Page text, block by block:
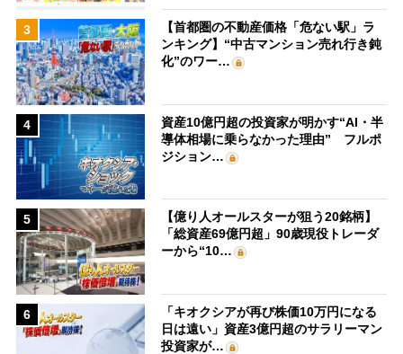
3
【首都圏の不動産価格「危ない駅」ラ
ンキング】“中古マンション売れ行き鈍
化”のワー…
4
資産10億円超の投資家が明かす“AI・半
導体相場に乗らなかった理由” フルポ
ジション…
5
【億り人オールスターが狙う20銘柄】
「総資産69億円超」90歳現役トレーダ
ーから“10…
6
「キオクシアが再び株価10万円になる
日は遠い」資産3億円超のサラリーマン
投資家が…